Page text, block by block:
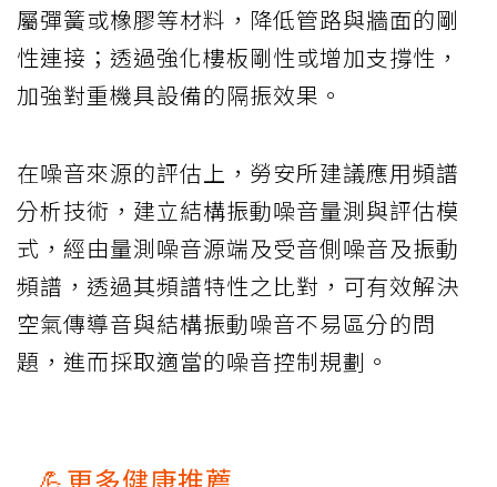
屬彈簧或橡膠等材料，降低管路與牆面的剛
性連接；透過強化樓板剛性或增加支撐性，
加強對重機具設備的隔振效果。
在噪音來源的評估上，勞安所建議應用頻譜
分析技術，建立結構振動噪音量測與評估模
式，經由量測噪音源端及受音側噪音及振動
頻譜，透過其頻譜特性之比對，可有效解決
空氣傳導音與結構振動噪音不易區分的問
題，進而採取適當的噪音控制規劃。